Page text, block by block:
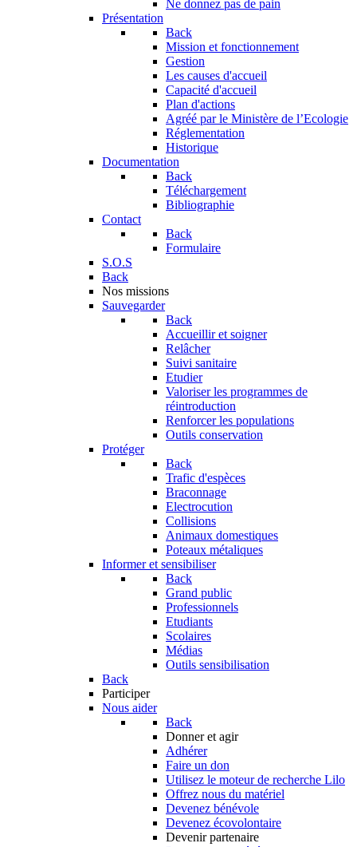
Ne donnez pas de pain
Présentation
Back
Mission et fonctionnement
Gestion
Les causes d'accueil
Capacité d'accueil
Plan d'actions
Agréé par le Ministère de l’Ecologie
Réglementation
Historique
Documentation
Back
Téléchargement
Bibliographie
Contact
Back
Formulaire
S.O.S
Back
Nos missions
Sauvegarder
Back
Accueillir et soigner
Relâcher
Suivi sanitaire
Etudier
Valoriser les programmes de
réintroduction
Renforcer les populations
Outils conservation
Protéger
Back
Trafic d'espèces
Braconnage
Electrocution
Collisions
Animaux domestiques
Poteaux métaliques
Informer et sensibiliser
Back
Grand public
Professionnels
Etudiants
Scolaires
Médias
Outils sensibilisation
Back
Participer
Nous aider
Back
Donner et agir
Adhérer
Faire un don
Utilisez le moteur de recherche Lilo
Offrez nous du matériel
Devenez bénévole
Devenez écovolontaire
Devenir partenaire